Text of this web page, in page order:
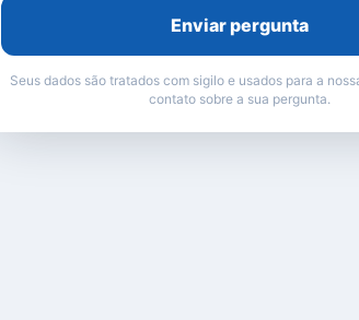
Enviar pergunta
Seus dados são tratados com sigilo e usados para a
contato sobre a sua pergunta.